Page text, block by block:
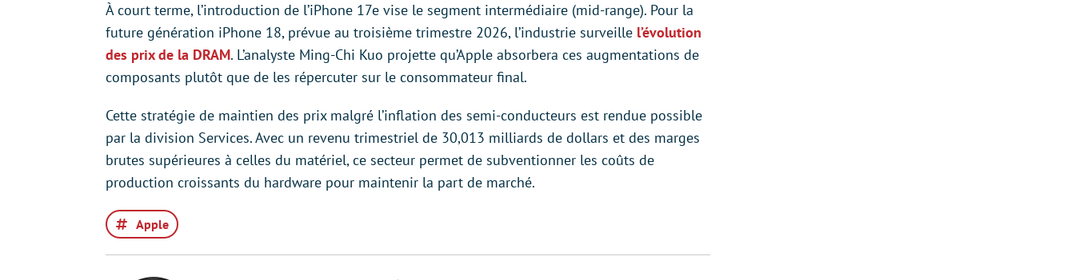
À court terme, l’introduction de l’iPhone 17e vise le segment intermédiaire (mid-range). Pour la
future génération iPhone 18, prévue au troisième trimestre 2026, l’industrie surveille l’évolution
des prix de la DRAM. L’analyste Ming-Chi Kuo projette qu’Apple absorbera ces augmentations de
composants plutôt que de les répercuter sur le consommateur final.
Cette stratégie de maintien des prix malgré l’inflation des semi-conducteurs est rendue possible
par la division Services. Avec un revenu trimestriel de 30,013 milliards de dollars et des marges
brutes supérieures à celles du matériel, ce secteur permet de subventionner les coûts de
production croissants du hardware pour maintenir la part de marché.
Apple